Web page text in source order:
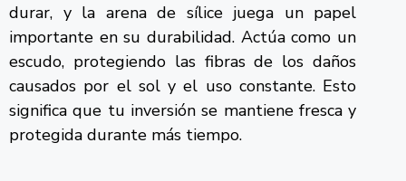
durar, y la arena de sílice juega un papel
importante en su durabilidad. Actúa como un
escudo, protegiendo las fibras de los daños
causados por el sol y el uso constante. Esto
significa que tu inversión se mantiene fresca y
protegida durante más tiempo.